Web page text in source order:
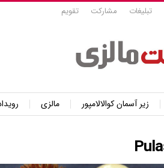
تبلیغات مشارکت تقویم
زیر آسمان کوالالامپور مالزی